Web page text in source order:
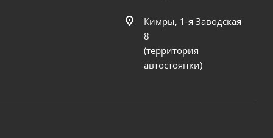
Кимры, 1-я Заводская
8
(территория
автостоянки)